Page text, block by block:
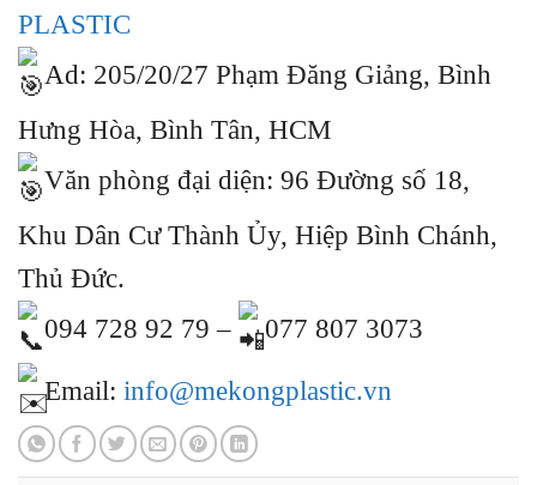
PLASTIC
Ad: 205/20/27 Phạm Đăng Giảng, Bình
Hưng Hòa, Bình Tân, HCM
Văn phòng đại diện: 96 Đường số 18,
Khu Dân Cư Thành Ủy, Hiệp Bình Chánh,
Thủ Đức.
094 728 92 79 –
077 807 3073
Email: info@mekongplastic.vn